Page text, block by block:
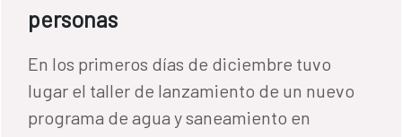
personas
En los primeros días de diciembre tuvo
lugar el taller de lanzamiento de un nuevo
programa de agua y saneamiento en